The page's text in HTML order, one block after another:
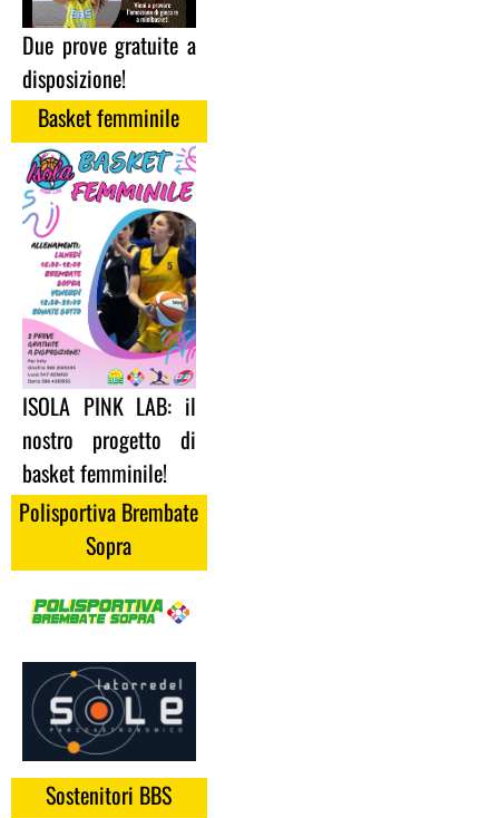
Due prove gratuite a
disposizione!
Basket femminile
ISOLA PINK LAB: il
nostro progetto di
basket femminile!
Polisportiva Brembate
Sopra
Sostenitori BBS